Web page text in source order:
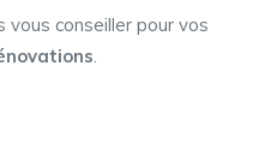
vous conseiller pour vos